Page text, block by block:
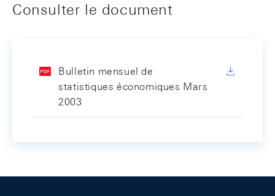
Consulter le document
Bulletin mensuel de
statistiques économiques Mars
2003